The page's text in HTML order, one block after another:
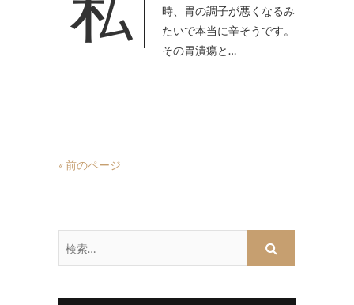
時、胃の調子が悪くなるみ
たいで本当に辛そうです。
その胃潰瘍と…
« 前のページ